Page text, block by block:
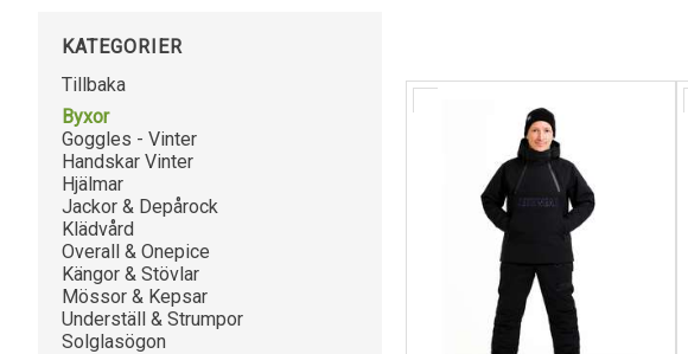
KATEGORIER
Tillbaka
Byxor
Goggles - Vinter
Handskar Vinter
Hjälmar
Jackor & Depårock
Klädvård
Overall & Onepice
Kängor & Stövlar
Mössor & Kepsar
Underställ & Strumpor
Solglasögon